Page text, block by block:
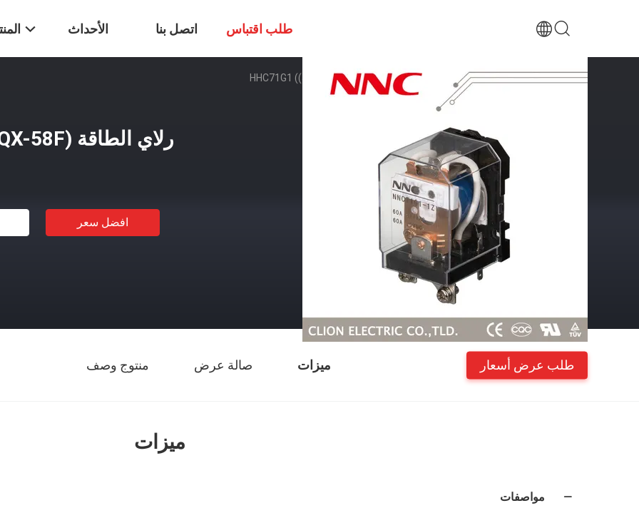
الأحداث اتصل بنا طلب اقتباس
منزل / المنتجات / التقوية الكهرومغناطيسية / رلاي الطاقة HHC71G1 ((JQX-58F)
رلاي الطاقة HHC71G1 ((JQX-58F)
افضل سعر
ميزات صالة عرض منتوج وصف طلب عرض أسعار
ميزات
مواصفات